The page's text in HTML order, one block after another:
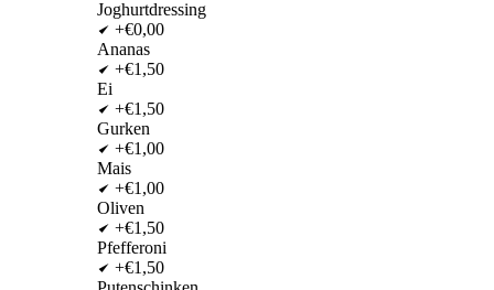
Joghurtdressing
+€0,00
Ananas
+€1,50
Ei
+€1,50
Gurken
+€1,00
Mais
+€1,00
Oliven
+€1,50
Pfefferoni
+€1,50